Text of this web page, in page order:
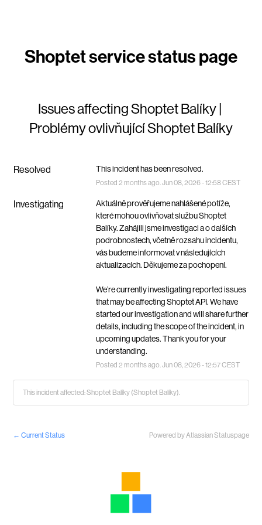
Issues affecting Shoptet Balíky |
Problémy ovlivňující Shoptet Balíky
Resolved This incident has been resolved.
Posted 2 months ago. Jun08, 2026-12:58CEST
Investigating
Aktuálně prověřujeme nahlášené potíže,
které mohou ovlivňovat službu Shoptet
Balíky. Zahájili jsme investigaci a o dalších
podrobnostech, včetně rozsahu incidentu,
vás budeme informovat v následujících
aktualizacích. Děkujeme za pochopení.
We’re currently investigating reported issues
that may be affecting Shoptet API. We have
started our investigation and will share further
details, including the scope of the incident, in
upcoming updates. Thank you for your
understanding.
Posted 2 months ago. Jun08, 2026-12:57CEST
This incident affected: Shoptet Balíky (Shoptet Balíky).
← Current Status Powered by Atlassian Statuspage